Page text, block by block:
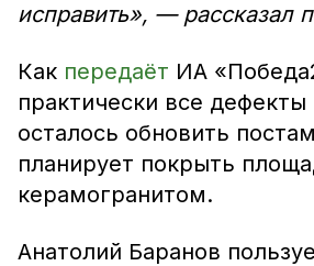
исправить», — рассказал
Как передаёт ИА
практически все
осталось обновить
планирует покрыть
керамогранитом.
Анатолий Баранов